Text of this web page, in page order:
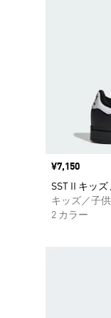
価格
¥7,150
SST II キッズ
キッズ／子
2 カラー